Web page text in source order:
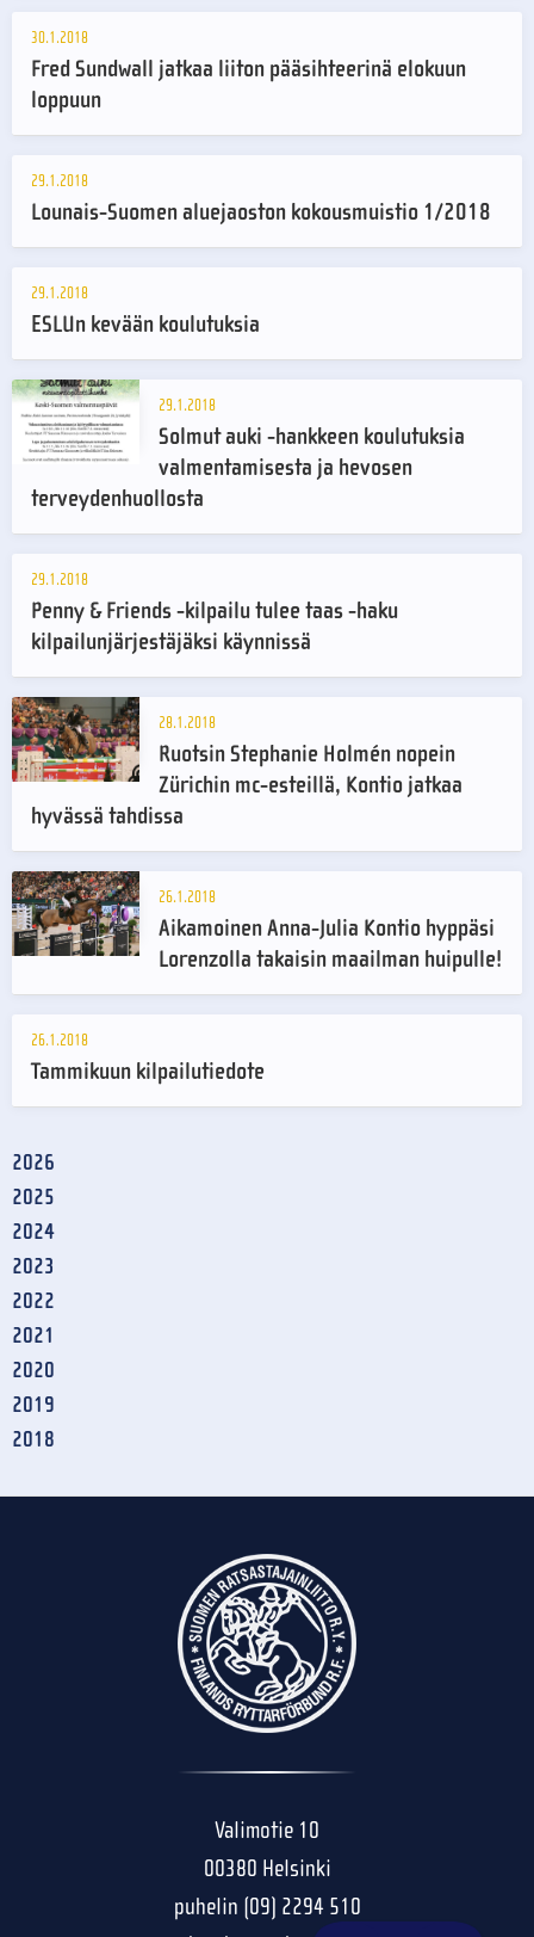
30.1.2018
Fred Sundwall jatkaa liiton pääsihteerinä elokuun
loppuun
29.1.2018
Lounais-Suomen aluejaoston kokousmuistio 1/2018
29.1.2018
ESLUn kevään koulutuksia
29.1.2018
Solmut auki -hankkeen koulutuksia
valmentamisesta ja hevosen
terveydenhuollosta
29.1.2018
Penny & Friends -kilpailu tulee taas -haku
kilpailunjärjestäjäksi käynnissä
28.1.2018
Ruotsin Stephanie Holmén nopein
Zürichin mc-esteillä, Kontio jatkaa
hyvässä tahdissa
26.1.2018
Aikamoinen Anna-Julia Kontio hyppäsi
Lorenzolla takaisin maailman huipulle!
26.1.2018
Tammikuun kilpailutiedote
2026
2025
2024
2023
2022
2021
2020
2019
2018
Valimotie 10
00380 Helsinki
puhelin (09) 2294 510